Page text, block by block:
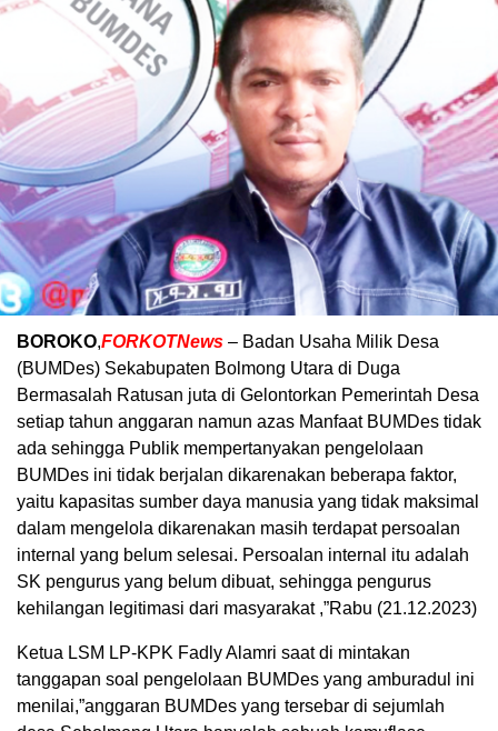
BOROKO,FORKOTNews – Badan Usaha Milik Desa
(BUMDes) Sekabupaten Bolmong Utara di Duga
Bermasalah Ratusan juta di Gelontorkan Pemerintah Desa
setiap tahun anggaran namun azas Manfaat BUMDes tidak
ada sehingga Publik mempertanyakan pengelolaan
BUMDes ini tidak berjalan dikarenakan beberapa faktor,
yaitu kapasitas sumber daya manusia yang tidak maksimal
dalam mengelola dikarenakan masih terdapat persoalan
internal yang belum selesai. Persoalan internal itu adalah
SK pengurus yang belum dibuat, sehingga pengurus
kehilangan legitimasi dari masyarakat ,”Rabu (21.12.2023)
Ketua LSM LP-KPK Fadly Alamri saat di mintakan
tanggapan soal pengelolaan BUMDes yang amburadul ini
menilai,”anggaran BUMDes yang tersebar di sejumlah